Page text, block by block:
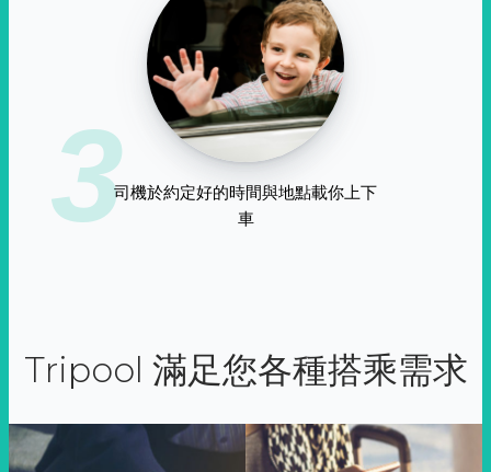
3司機於約定好的時間與地點載你上下
車
Tripool 滿足您各種搭乘需求